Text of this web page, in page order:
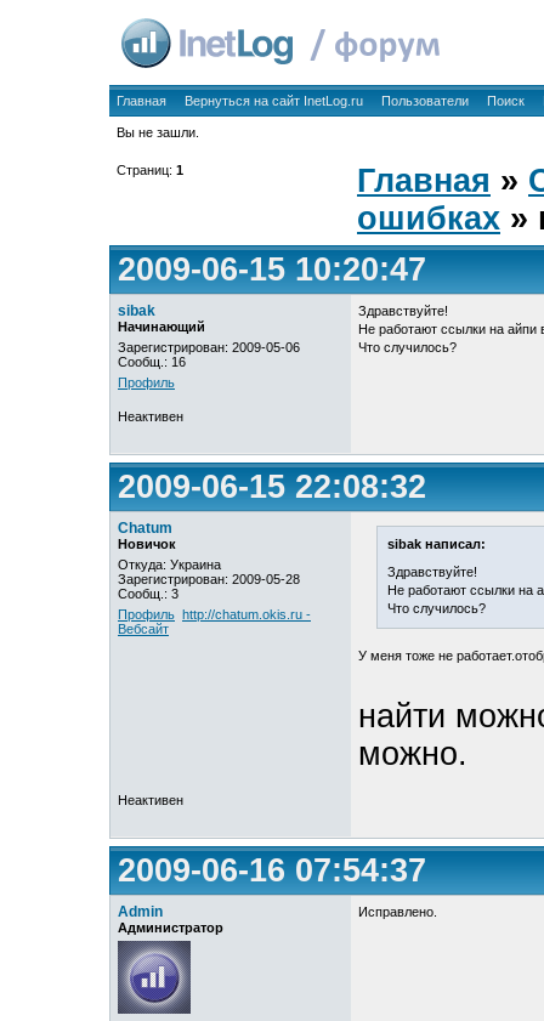
Главная Вернуться на сайт InetLog.ru Пользователи Поиск
Вы не зашли.
Страниц: 1 Главная »
ошибках »
2009-06-15 10:20:47
sibak
Начинающий
Зарегистрирован: 2009-05-06
Сообщ.: 16
Профиль
Здравствуйте!
Не работают ссылки на айпи
Что случилось?
Неактивен
2009-06-15 22:08:32
Chatum
Новичок
Откуда: Украина
Зарегистрирован: 2009-05-28
Сообщ.: 3
Профиль http://chatum.okis.ru -
Вебсайт
sibak написал:
Здравствуйте!
Не работают ссылки на
Что случилось?
У меня тоже не
найти
можно.
Неактивен
2009-06-16 07:54:37
Admin
Администратор
Исправлено.